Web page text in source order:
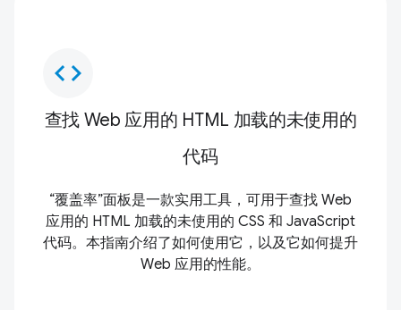
code
查找 Web 应用的 HTML 加载的未使用的
代码
“覆盖率”面板是一款实用工具，可用于查找 Web
应用的 HTML 加载的未使用的 CSS 和 JavaScript
代码。本指南介绍了如何使用它，以及它如何提升
Web 应用的性能。